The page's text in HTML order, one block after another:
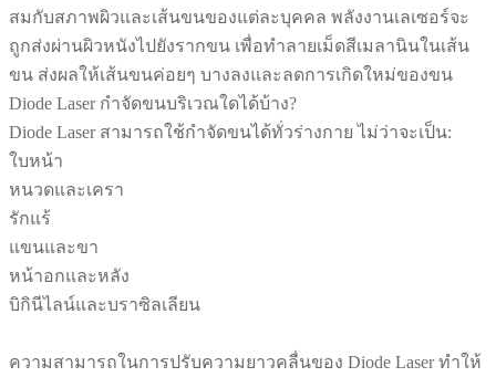
สมกับสภาพผิวและเส้นขนของแต่ละบุคคล พลังงานเลเซอร์จะ
ถูกส่งผ่านผิวหนังไปยังรากขน เพื่อทำลายเม็ดสีเมลานินในเส้น
ขน ส่งผลให้เส้นขนค่อยๆ บางลงและลดการเกิดใหม่ของขน
Diode Laser กำจัดขนบริเวณใดได้บ้าง?
Diode Laser สามารถใช้กำจัดขนได้ทั่วร่างกาย ไม่ว่าจะเป็น:
ใบหน้า
หนวดและเครา
รักแร้
แขนและขา
หน้าอกและหลัง
บิกินีไลน์และบราซิลเลียน
ความสามารถในการปรับความยาวคลื่นของ Diode Laser ทำให้